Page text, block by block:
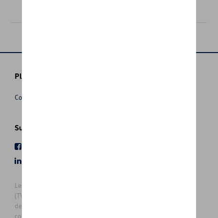
Plus d'informations
Conditions de vente
Suivez nous
Les prix affichés sur le présent site sont des prix recommandés
(TVAc), hors éventuels frais de montage. Pour connaitre le prix
de vente actuel et les éventuels frais de montage, veuillez
contacter votre concessionnaire/agent. Les prix recommandés